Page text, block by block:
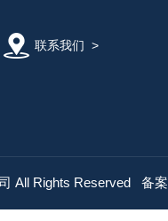
联系我们 >
All Rights Reserved 备